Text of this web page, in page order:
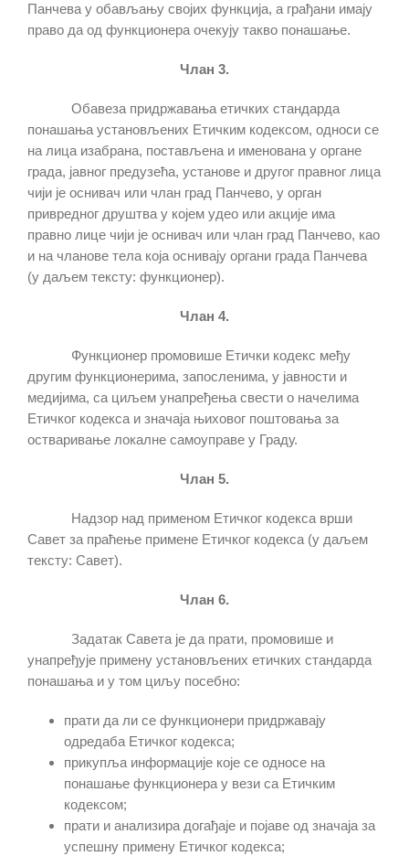
Панчева у обављању својих функција, а грађани имају
право да од функционера очекују такво понашање.
Члан 3.
Обавеза придржавања етичких стандарда
понашања установљених Етичким кодексом, односи се
на лица изабрана, постављена и именована у органе
града, јавног предузећа, установе и другог правног лица
чији је оснивач или члан град Панчево, у орган
привредног друштва у којем удео или акције има
правно лице чији је оснивач или члан град Панчево, као
и на чланове тела која оснивају органи града Панчева
(у даљем тексту: функционер).
Члан 4.
Функционер промовише Етички кодекс међу
другим функционерима, запосленима, у јавности и
медијима, са циљем унапређења свести о начелима
Етичког кодекса и значаја њиховог поштовања за
остваривање локалне самоуправе у Граду.
Члан 5.
Надзор над применом Етичког кодекса врши
Савет за праћење примене Етичког кодекса (у даљем
тексту: Савет).
Члан 6.
Задатак Савета је да прати, промовише и
унапређује примену установљених етичких стандарда
понашања и у том циљу посебно:
прати да ли се функционери придржавају
одредаба Етичког кодекса;
прикупља информације које се односе на
понашање функционера у вези са Етичким
кодексом;
прати и анализира догађаје и појаве од значаја за
успешну примену Етичког кодекса;